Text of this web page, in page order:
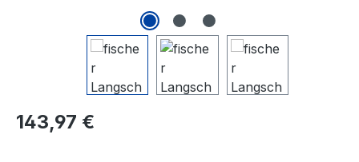
Regulärer Preis:
143,97 €